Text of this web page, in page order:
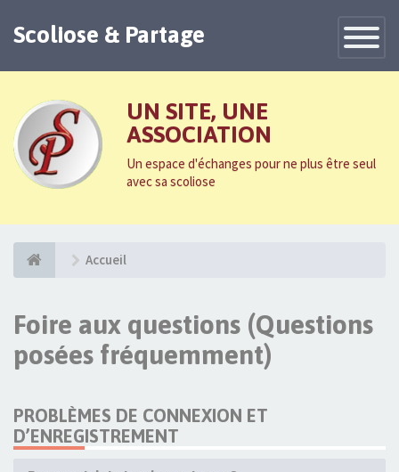
Toggle
Scoliose & Partage
UN SITE, UNE
ASSOCIATION
Un espace d'échanges pour ne plus être seul
avec sa scoliose
Accueil
Foire aux questions (Questions
posées fréquemment)
PROBLÈMES DE CONNEXION ET
D’ENREGISTREMENT